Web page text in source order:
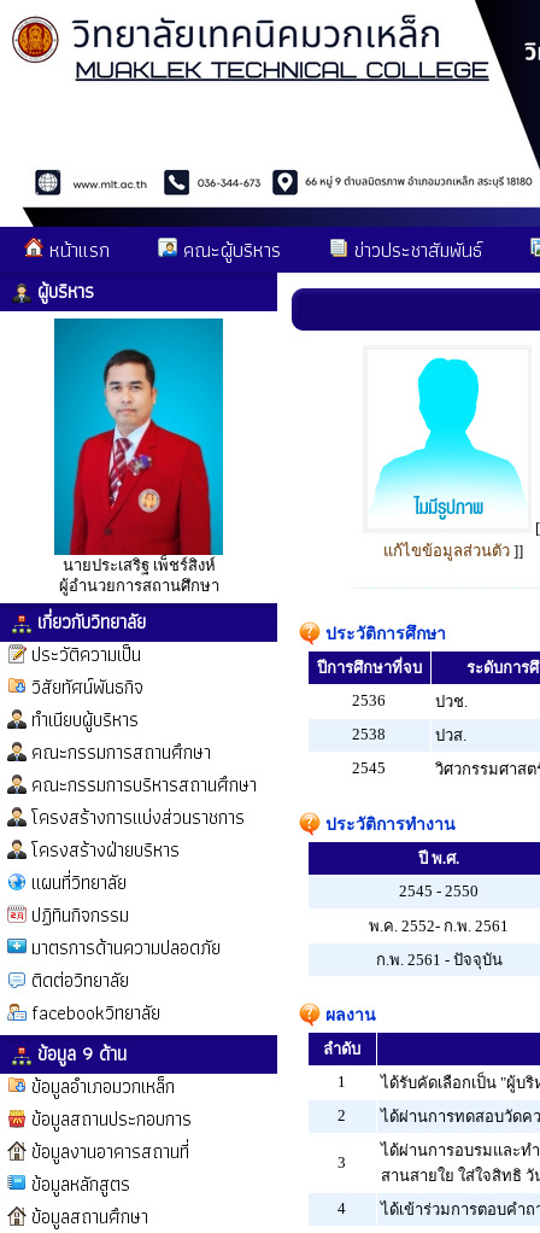
หน้าแรก คณะผู้บริหาร ข่าวประชาสัมพันธ์
ผู้บริหาร
นายประเสริฐ เพ็ชร์สิงห์
ผู้อำนวยการสถานศึกษา
เกี่ยวกับวิทยาลัย
ประวัติความเป็น
วิสัยทัศน์พันธกิจ
ทำเนียบผู้บริหาร
คณะกรรมการสถานศึกษา
คณะกรรมการบริหารสถานศึกษา
โครงสร้างการแบ่งส่วนราชการ
โครงสร้างฝ่ายบริหาร
แผนที่วิทยาลัย
ปฏิทินกิจกรรม
มาตรการด้านความปลอดภัย
ติดต่อวิทยาลัย
facebookวิทยาลัย
ข้อมูล 9 ด้าน
ข้อมูลอำเภอมวกเหล็ก
ข้อมูลสถานประกอบการ
ข้อมูลงานอาคารสถานที่
ข้อมูลหลักสูตร
ข้อมูลสถานศึกษา
แก้ไขข้อมูลส่วนตัว ]]
ประวัติการศึกษา
ปีการศึกษาที่จบ
ระดับการ
2536
ปวช.
2538
ปวส.
2545
วิศวกรรมศาส
ประวัติการทำงาน
ปี พ.ศ.
2545 - 2550
พ.ค. 2552- ก.พ. 2561
ก.พ. 2561 - ปัจจุบัน
ผลงาน
ลำดับ
1
ได้รับคัดเลือกเป็น "ผู้บ
2
ได้ผ่านการทดสอบวัดค
3
ได้ผ่านการอบรมและท
สานสายใย ใส่ใจสิทธิ
4
ได้เข้าร่วมการตอบคำ